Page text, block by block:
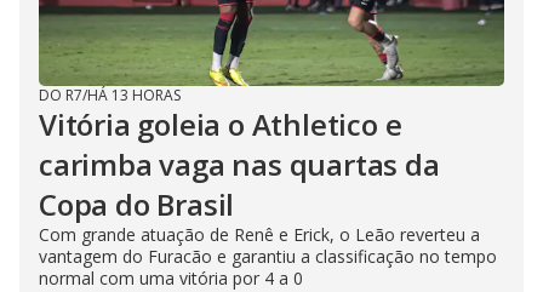
DO R7/HÁ 13 HORAS
Vitória goleia o Athletico e
carimba vaga nas quartas da
Copa do Brasil
Com grande atuação de Renê e Erick, o Leão reverteu a
vantagem do Furacão e garantiu a classificação no tempo
normal com uma vitória por 4 a 0